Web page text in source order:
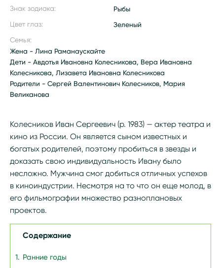
Знак зодиака: Рыбы
Цвет глаз: Зеленый
Семья:
Жена - Лина Раманаускайте
Дети - Авдотья Ивановна Колесникова, Вера Ивановна
Колесникова, Лизавета Ивановна Колесникова
Родители - Сергей Валентинович Колесников, Мария
Великанова
Колесников Иван Сергеевич (р. 1983) — актер театра и
кино из России. Он является сыном известных и
богатых родителей, поэтому пробиться в звезды и
доказать свою индивидуальность Ивану было
несложно. Мужчина смог добиться отличных успехов
в киноиндустрии. Несмотря на то что он еще молод, в
его фильмографии множество разноплановых
проектов.
Содержание
Ранние годы